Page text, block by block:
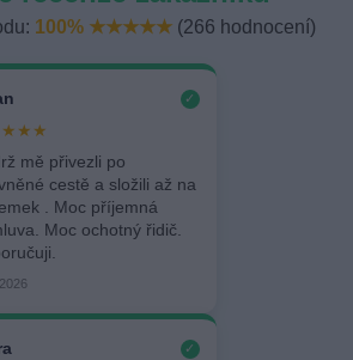
100% ★★★★★ (266 hodnocení)
✓
mě přivezli po
cestě a složili až na
. Moc příjemná
Moc ochotný řidič.
✓